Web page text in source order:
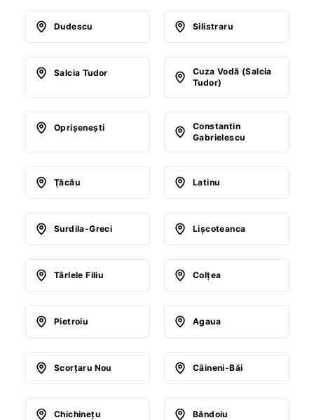
Dudescu Silistraru
Salcia Tudor
Cuza Vodă (Salcia
Tudor)
Oprişeneşti
Constantin
Gabrielescu
Ţăcău Latinu
Surdila-Greci Lişcoteanca
Târlele Filiu Colţea
Pietroiu Agaua
Scorţaru Nou Câineni-Băi
Chichineţu Băndoiu